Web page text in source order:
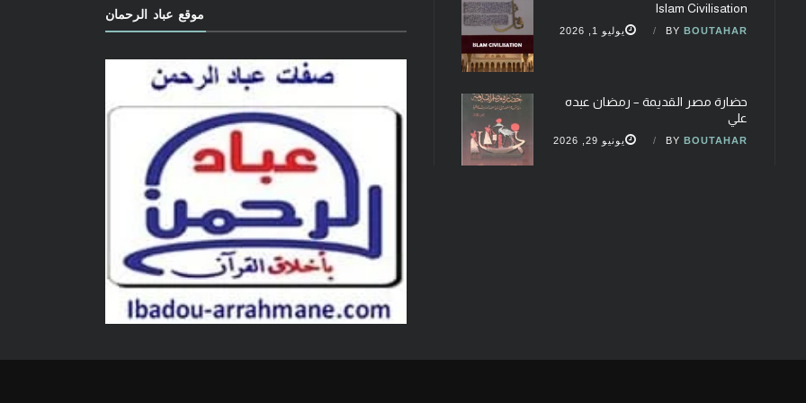
موقع عباد الرحمان Islam Civilisation
BY BOUTAHAR يوليو 1, 2026
حضارة مصر القديمة – رمضان عبده
علي
BY BOUTAHAR يونيو 29, 2026